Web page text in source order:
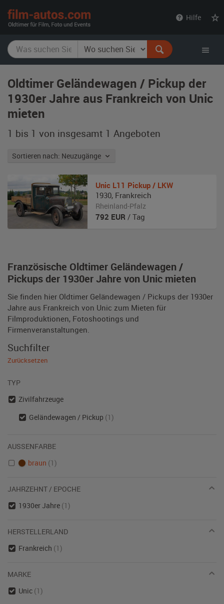
Hilfe
Oldtimer Geländewagen / Pickup der
1930er Jahre aus Frankreich von Unic
mieten
1 bis 1 von insgesamt 1 Angeboten
Sortieren nach: Neuzugänge
Französische Oldtimer Geländewagen /
Pickups der 1930er Jahre von Unic mieten
Sie finden hier Oldtimer Geländewagen / Pickups der 1930er
Jahre aus Frankreich von Unic zum Mieten für
Filmproduktionen, Fotoshootings und
Firmenveranstaltungen.
Unic L11 Pickup / LKW
1930, Frankreich
Rheinland-Pfalz
792 EUR / Tag
Suchfilter
Zurücksetzen
TYP
Zivilfahrzeuge
Geländewagen / Pickup (1)
AUSSENFARBE
braun (1)
JAHRZEHNT / EPOCHE
1930er Jahre (1)
HERSTELLERLAND
Frankreich (1)
MARKE
Unic (1)